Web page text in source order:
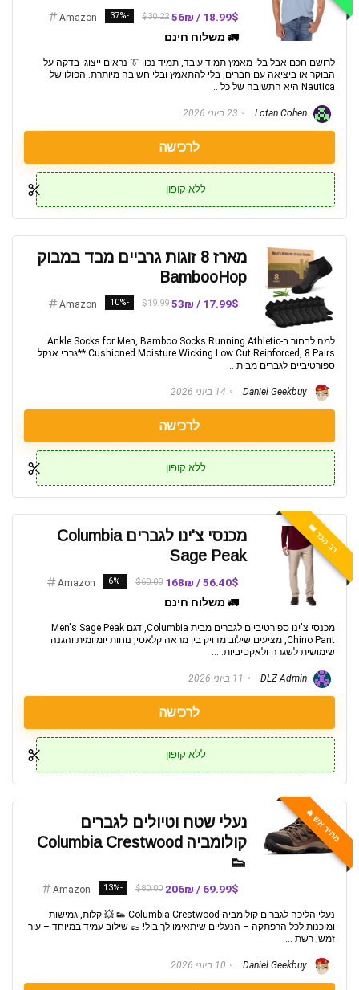
18.99$ / 56₪
$30.22
-37%
Amazon
🚛 משלוח חינם
לרושם חכם אבל בלי מאמץ תמיד עובד, תמיד נכון 👔 נראים ייצוגי בדקה על
הבוקר או ביציאה עם חברים, בלי להתאמץ ובלי חשיבה מיותרת. הפולו של
Nautica היא התשובה של כל ...
23 ביוני 2026
לרכישה
ללא קופון
מארז 8 זוגות גרביים מבד במבוק
BambooHop
17.99$ / 53₪
$19.99
-10%
Amazon
למה לבחור ב-Ankle Socks for Men, Bamboo Socks Running Athletic
Cushioned Moisture Wicking Low Cut Reinforced, 8 Pairs **גרבי אנקל
ספורטיביים לגברים מבית ...
14 ביוני 2026
לרכישה
ללא קופון
רב מכר 👑
מכנסי צ'ינו לגברים Columbia
Sage Peak
56.40$ / 168₪
$60.00
-6%
Amazon
🚛 משלוח חינם
מכנסי צ'ינו ספורטיביים לגברים מבית Columbia, דגם Men's Sage Peak
Chino Pant, מציעים שילוב מדויק בין מראה קלאסי, נוחות יומיומית והגנה
שימושית לשגרה ולאקטיביות. ...
11 ביוני 2026
לרכישה
ללא קופון
מחיר אש 🔥
נעלי שטח וטיולים לגברים
קולומביה Columbia Crestwood
👟
69.99$ / 206₪
$80.00
-13%
Amazon
נעלי הליכה לגברים קולומביה Columbia Crestwood 👟 💥 קלות, גמישות
ומוכנות לכל הרפתקה – הנעליים שיתאימו לך בול! 👞 שילוב עמיד במיוחד – עור
זמש, רשת ...
10 ביוני 2026